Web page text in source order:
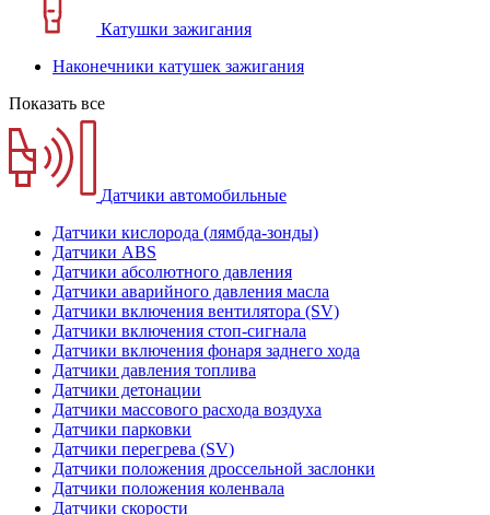
Катушки зажигания
Наконечники катушек зажигания
Показать все
Датчики автомобильные
Датчики кислорода (лямбда-зонды)
Датчики ABS
Датчики абсолютного давления
Датчики аварийного давления масла
Датчики включения вентилятора (SV)
Датчики включения стоп-сигнала
Датчики включения фонаря заднего хода
Датчики давления топлива
Датчики детонации
Датчики массового расхода воздуха
Датчики парковки
Датчики перегрева (SV)
Датчики положения дроссельной заслонки
Датчики положения коленвала
Датчики скорости